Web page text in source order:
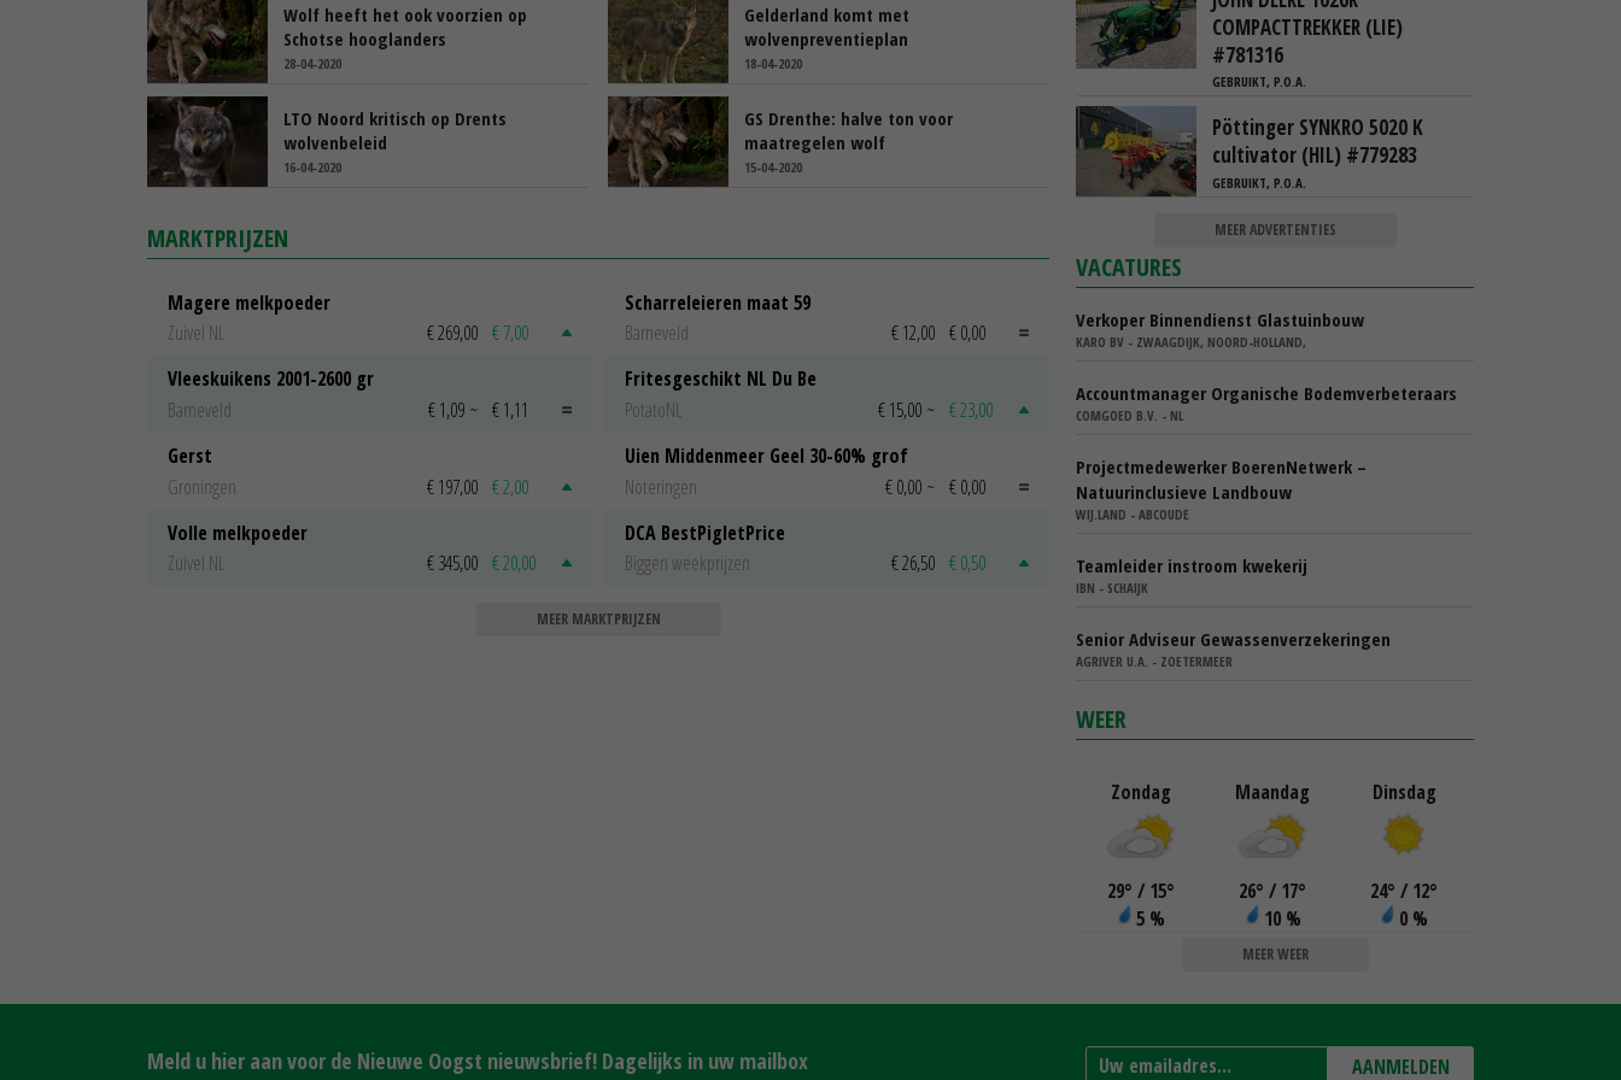
Wolf heeft het ook voorzien op
Schotse hooglanders
28-04-2020
Gelderland komt met
wolvenpreventieplan
18-04-2020
LTO Noord kritisch op Drents
wolvenbeleid
16-04-2020
GS Drenthe: halve ton voor
maatregelen wolf
15-04-2020
MARKTPRIJZEN
Magere melkpoeder
Zuivel NL
€ 269,00 € 7,00
Vleeskuikens 2001-2600 gr
Barneveld
€ 1,09 ~ € 1,11
Gerst
Groningen
€ 197,00 € 2,00
Volle melkpoeder
Zuivel NL
€ 345,00 € 20,00
Scharreleieren maat 59
Barneveld
€ 12,00 € 0,00
Fritesgeschikt NL Du Be
PotatoNL
€ 15,00 ~ € 23,00
Uien Middenmeer Geel 30-60% grof
Noteringen
€ 0,00 ~ € 0,00
DCA BestPigletPrice
Biggen weekprijzen
€ 26,50 € 0,50
MEER MARKTPRIJZEN
COMPACTTREKKER (LIE)
#781316
GEBRUIKT, P.O.A.
Pöttinger SYNKRO 5020 K
cultivator (HIL) #779283
GEBRUIKT, P.O.A.
MEER ADVERTENTIES
VACATURES
Verkoper Binnendienst Glastuinbouw
KARO BV - ZWAAGDIJK, NOORD-HOLLAND,
Accountmanager Organische Bodemverbeteraars
COMGOED B.V. - NL
Projectmedewerker BoerenNetwerk –
Natuurinclusieve Landbouw
WIJ.LAND - ABCOUDE
Teamleider instroom kwekerij
IBN - SCHAIJK
Senior Adviseur Gewassenverzekeringen
AGRIVER U.A. - ZOETERMEER
WEER
Zondag
29° / 15°
5 %
Maandag
26° / 17°
10 %
Dinsdag
24° / 12°
0 %
MEER WEER
Meld u hier aan voor de Nieuwe Oogst nieuwsbrief! Dagelijks in uw mailbox AANMELDEN